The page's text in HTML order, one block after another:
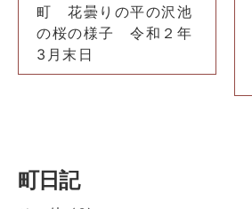
ョ
ン
町 花曇りの平の沢池
の桜の様子 令和２年
3月末日
町日記